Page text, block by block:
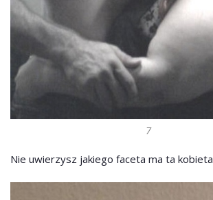
7
Nie uwierzysz jakiego faceta ma ta kobieta